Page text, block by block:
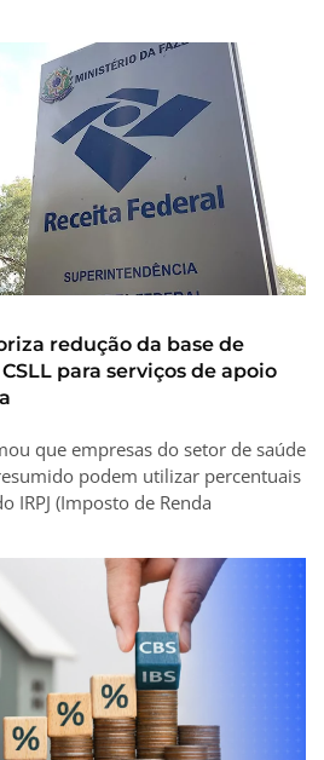
redução da base de
para serviços de apoio
que empresas do setor de saúde
podem utilizar percentuais
IRPJ (Imposto de Renda